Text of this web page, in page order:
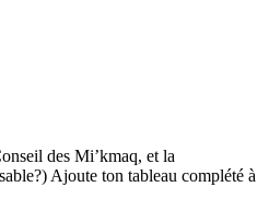
des Mi’kmaq, et la
Ajoute ton tableau complété à